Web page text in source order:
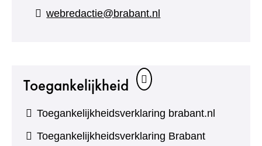
naar
webredactie@brabant.nl
Toegankelijkheid
Toegankelijkheidsverklaring brabant.nl
Toegankelijkheidsverklaring Brabant